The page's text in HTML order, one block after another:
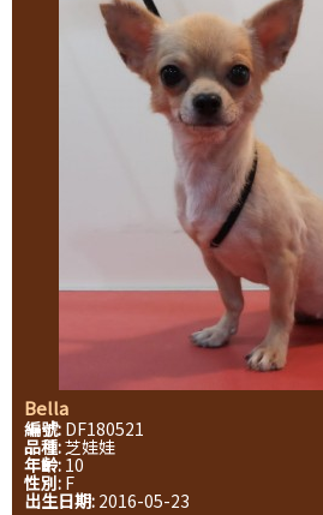
Bella
編號: DF180521
品種:芝娃娃
年齡: 10
性別: F
出生日期: 2016-05-23